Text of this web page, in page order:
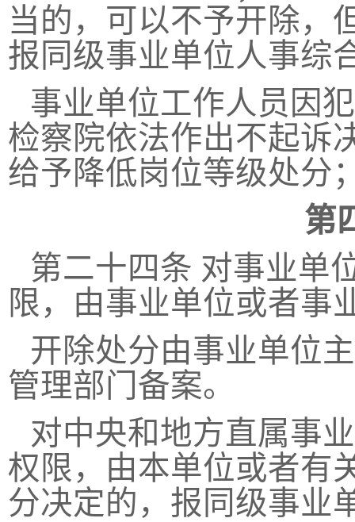
当的，可以不予开除，
报同级事业单位人事综
事业单位工作人员因
检察院依法作出不起诉
给予降低岗位等级处分
第
第二十四条 对事业单
限，由事业单位或者事
开除处分由事业单位
管理部门备案。
对中央和地方直属事
权限，由本单位或者有
分决定的，报同级事业